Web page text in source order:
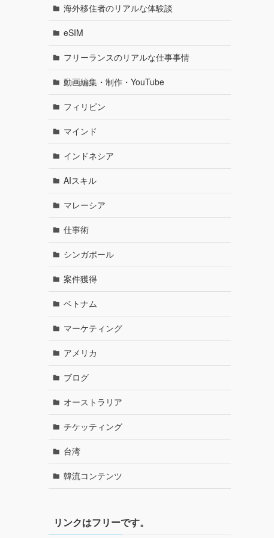
海外移住者のリアルな体験談
eSIM
フリーランスのリアルな仕事事情
動画編集・制作・YouTube
フィリピン
マインド
インドネシア
AIスキル
マレーシア
仕事術
シンガポール
案件獲得
ベトナム
マーケティング
アメリカ
ブログ
オーストラリア
チケッティング
台湾
韓流コンテンツ
リンクはフリーです。